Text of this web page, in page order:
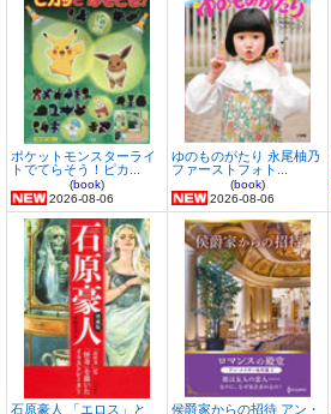
ポケットモンスターライ
トでてらそう！ピカ...
(book)
2026-08-06
ゆのものがたり 永尾柚乃
ファーストフォト...
(book)
2026-08-06
石原豪人 「エロス」と 侯爵家からの招待 アン・